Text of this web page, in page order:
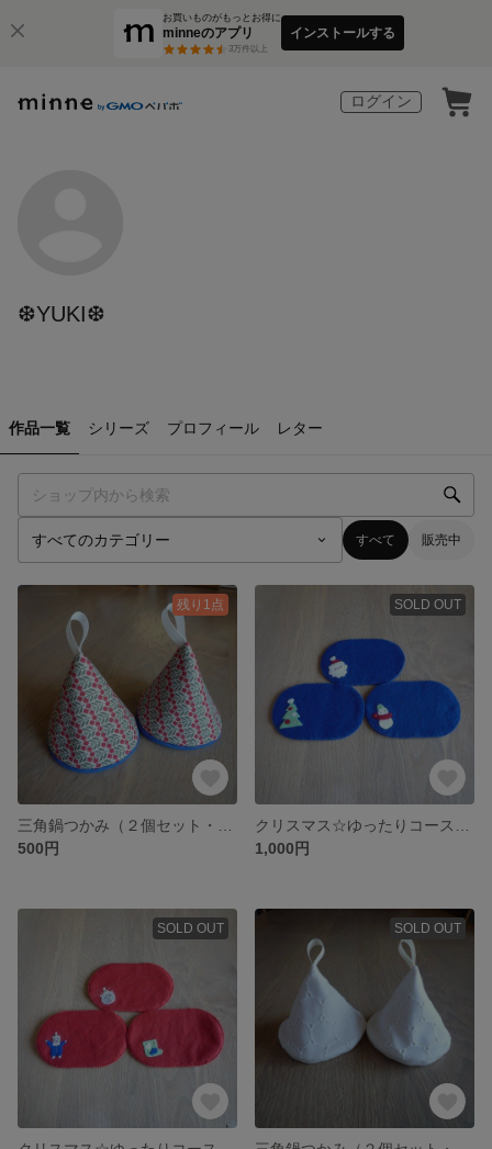
お買いものがもっとお得に
minneのアプリ
3万件以上
インストールする
ログイン
❆YUKI❆
作品一覧 シリーズ プロフィール レター
すべて 販売中
残り1点
500円
SOLD OUT
1,000円
SOLD OUT SOLD OUT